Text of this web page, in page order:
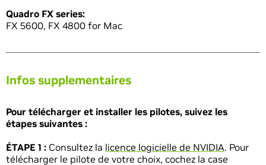
Quadro FX series:
FX 5600, FX 4800 for Mac
Infos supplementaires
Pour télécharger et installer les pilotes, suivez les
étapes suivantes :
ÉTAPE 1 : Consultez la licence logicielle de NVIDIA. Pour
télécharger le pilote de votre choix, cochez la case